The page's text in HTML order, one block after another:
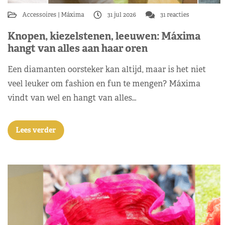
Accessoires Máxima 31 jul 2026 31 reacties
Knopen, kiezelstenen, leeuwen: Máxima
hangt van alles aan haar oren
Een diamanten oorsteker kan altijd, maar is het niet
veel leuker om fashion en fun te mengen? Máxima
vindt van wel en hangt van alles…
Lees verder